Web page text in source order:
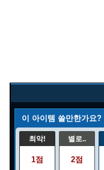
이 아이템 쓸만한가요?
최악!
1점
별로..
2점